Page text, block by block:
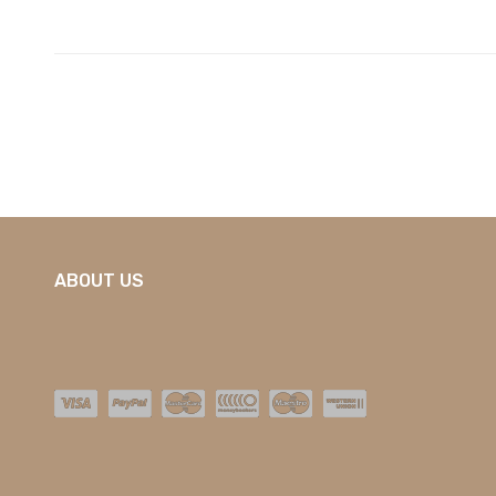
ABOUT US